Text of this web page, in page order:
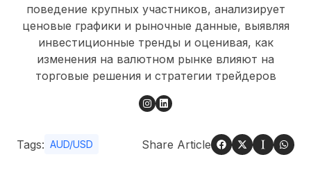
поведение крупных участников, анализирует
ценовые графики и рыночные данные, выявляя
инвестиционные тренды и оценивая, как
изменения на валютном рынке влияют на
торговые решения и стратегии трейдеров
Tags: AUD/USD Share Article